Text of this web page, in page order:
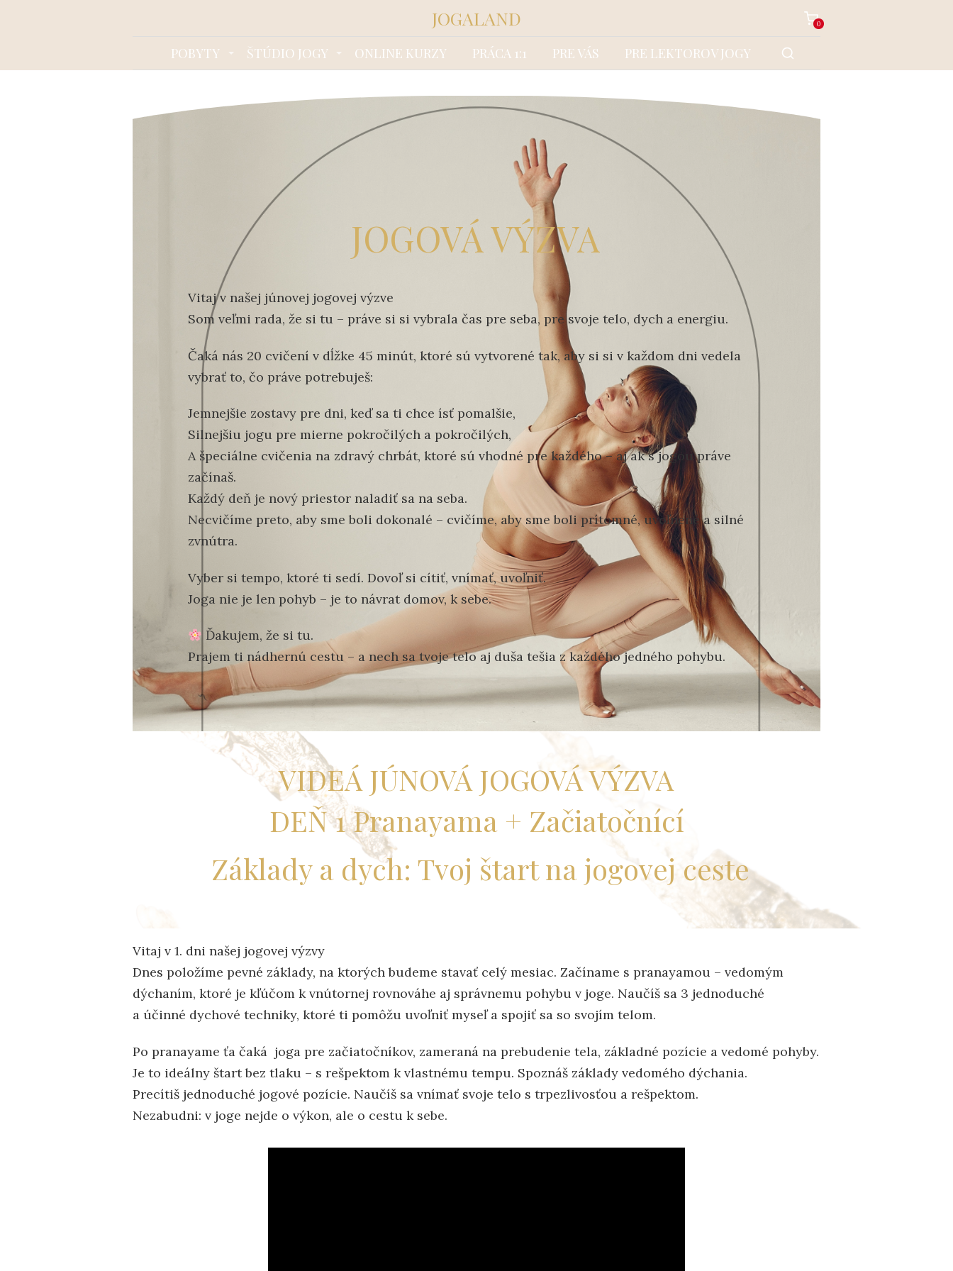
JOGALAND 0
POBYTY ŠTÚDIO JOGY ONLINE KURZY PRÁCA 1:1 PRE VÁS PRE LEKTOROV JOGY
JOGOVÁ VÝZVA
Vitaj v našej júnovej jogovej výzve
Som veľmi rada, že si tu – práve si si vybrala čas pre seba, pre svoje telo, dych a energiu.
Čaká nás 20 cvičení v dĺžke 45 minút, ktoré sú vytvorené tak, aby si si v každom dni vedela
vybrať to, čo práve potrebuješ:
Jemnejšie zostavy pre dni, keď sa ti chce ísť pomalšie,
Silnejšiu jogu pre mierne pokročilých a pokročilých,
A špeciálne cvičenia na zdravý chrbát, ktoré sú vhodné pre každého – aj ak s jogou práve
začínaš.
Každý deň je nový priestor naladiť sa na seba.
Necvičíme preto, aby sme boli dokonalé – cvičíme, aby sme boli prítomné, uvoľnené a silné
zvnútra.
Vyber si tempo, ktoré ti sedí. Dovoľ si cítiť, vnímať, uvoľniť.
Joga nie je len pohyb – je to návrat domov, k sebe.
Ďakujem, že si tu.
Prajem ti nádhernú cestu – a nech sa tvoje telo aj duša tešia z každého jedného pohybu.
VIDEÁ JÚNOVÁ JOGOVÁ VÝZVA
DEŇ 1 Pranayama + Začiatočnící
Základy a dych: Tvoj štart na jogovej ceste
Vitaj v 1. dni našej jogovej výzvy
Dnes položíme pevné základy, na ktorých budeme stavať celý mesiac. Začíname s pranayamou – vedomým
dýchaním, ktoré je kľúčom k vnútornej rovnováhe aj správnemu pohybu v joge. Naučíš sa 3 jednoduché
a účinné dychové techniky, ktoré ti pomôžu uvoľniť myseľ a spojiť sa so svojím telom.
Po pranayame ťa čaká joga pre začiatočníkov, zameraná na prebudenie tela, základné pozície a vedomé pohyby.
Je to ideálny štart bez tlaku – s rešpektom k vlastnému tempu. Spoznáš základy vedomého dýchania.
Precítiš jednoduché jogové pozície. Naučíš sa vnímať svoje telo s trpezlivosťou a rešpektom.
Nezabudni: v joge nejde o výkon, ale o cestu k sebe.